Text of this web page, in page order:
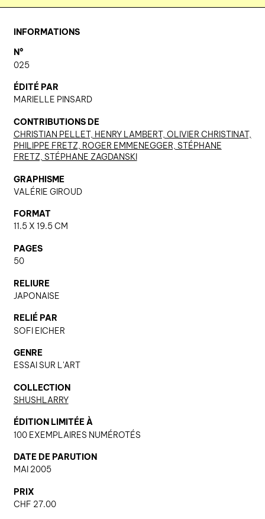
nous contacter ↓
nous contacter
INFORMATIONS
N°
025
ÉDITÉ PAR
MARIELLE PINSARD
CONTRIBUTIONS DE
CHRISTIAN PELLET, HENRY LAMBERT, OLIVIER CHRISTINAT,
PHILIPPE FRETZ, ROGER EMMENEGGER, STÉPHANE
FRETZ, STÉPHANE ZAGDANSKI
GRAPHISME
VALÉRIE GIROUD
FORMAT
11.5 X 19.5 CM
PAGES
50
RELIURE
JAPONAISE
RELIÉ PAR
SOFI EICHER
GENRE
ESSAI SUR L'ART
COLLECTION
SHUSHLARRY
ÉDITION LIMITÉE À
100 EXEMPLAIRES NUMÉROTÉS
DATE DE PARUTION
MAI 2005
PRIX
CHF 27.00